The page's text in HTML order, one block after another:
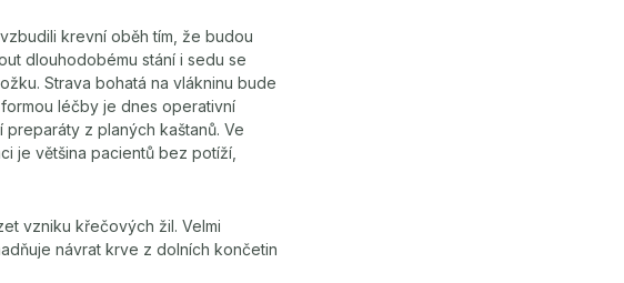
krevní oběh tím, že budou
dlouhodobému stání i sedu se
Strava bohatá na vlákninu bude
léčby je dnes operativní
z planých kaštanů. Ve
je většina pacientů bez potíží,
vzniku křečových žil. Velmi
návrat krve z dolních končetin